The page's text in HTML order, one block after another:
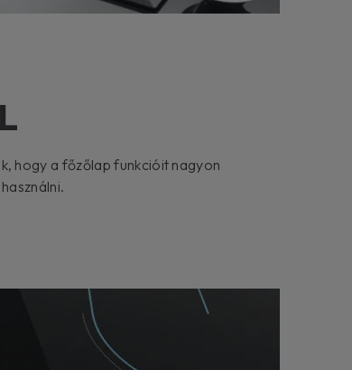
hogy a főzőlap funkcióit nagyon